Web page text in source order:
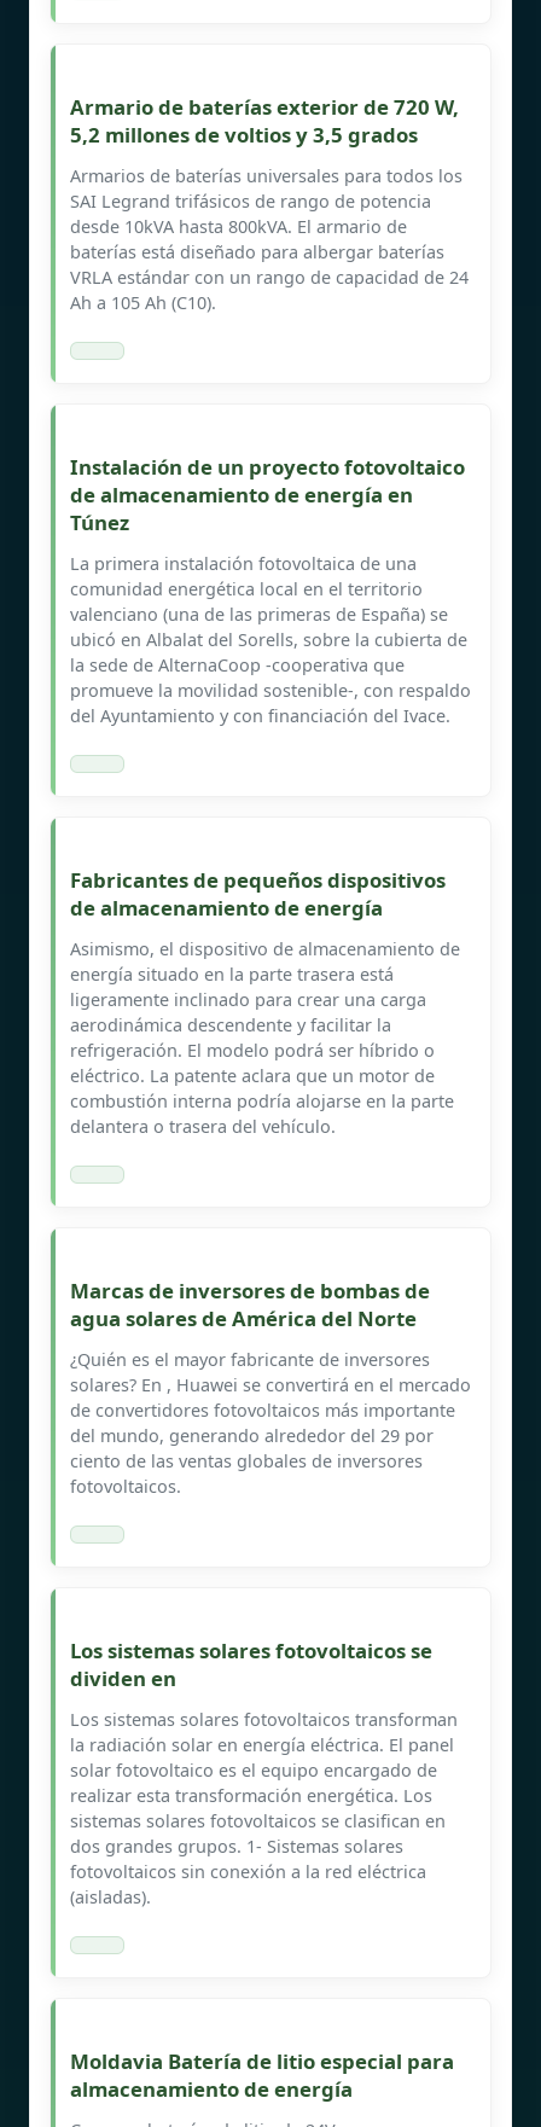
Armario de baterías exterior de 720 W,
5,2 millones de voltios y 3,5 grados
Armarios de baterías universales para todos los
SAI Legrand trifásicos de rango de potencia
desde 10kVA hasta 800kVA. El armario de
baterías está diseñado para albergar baterías
VRLA estándar con un rango de capacidad de 24
Ah a 105 Ah (C10).
Instalación de un proyecto fotovoltaico
de almacenamiento de energía en
Túnez
La primera instalación fotovoltaica de una
comunidad energética local en el territorio
valenciano (una de las primeras de España) se
ubicó en Albalat del Sorells, sobre la cubierta de
la sede de AlternaCoop -cooperativa que
promueve la movilidad sostenible-, con respaldo
del Ayuntamiento y con financiación del Ivace.
Fabricantes de pequeños dispositivos
de almacenamiento de energía
Asimismo, el dispositivo de almacenamiento de
energía situado en la parte trasera está
ligeramente inclinado para crear una carga
aerodinámica descendente y facilitar la
refrigeración. El modelo podrá ser híbrido o
eléctrico. La patente aclara que un motor de
combustión interna podría alojarse en la parte
delantera o trasera del vehículo.
Marcas de inversores de bombas de
agua solares de América del Norte
¿Quién es el mayor fabricante de inversores
solares? En , Huawei se convertirá en el mercado
de convertidores fotovoltaicos más importante
del mundo, generando alrededor del 29 por
ciento de las ventas globales de inversores
fotovoltaicos.
Los sistemas solares fotovoltaicos se
dividen en
Los sistemas solares fotovoltaicos transforman
la radiación solar en energía eléctrica. El panel
solar fotovoltaico es el equipo encargado de
realizar esta transformación energética. Los
sistemas solares fotovoltaicos se clasifican en
dos grandes grupos. 1- Sistemas solares
fotovoltaicos sin conexión a la red eléctrica
(aisladas).
Moldavia Batería de litio especial para
almacenamiento de energía